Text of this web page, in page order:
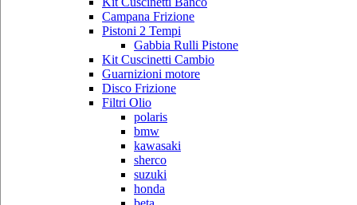
Campana Frizione
Pistoni 2 Tempi
Gabbia Rulli Pistone
Kit Cuscinetti Cambio
Guarnizioni motore
Disco Frizione
Filtri Olio
polaris
bmw
kawasaki
sherco
suzuki
honda